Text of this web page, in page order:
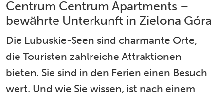
Centrum Centrum Apartments –
bewährte Unterkunft in Zielona Góra
Die Lubuskie-Seen sind charmante Orte,
die Touristen zahlreiche Attraktionen
bieten. Sie sind in den Ferien einen Besuch
wert. Und wie Sie wissen, ist nach einem